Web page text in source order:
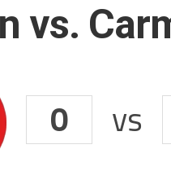
vs.
0 vs